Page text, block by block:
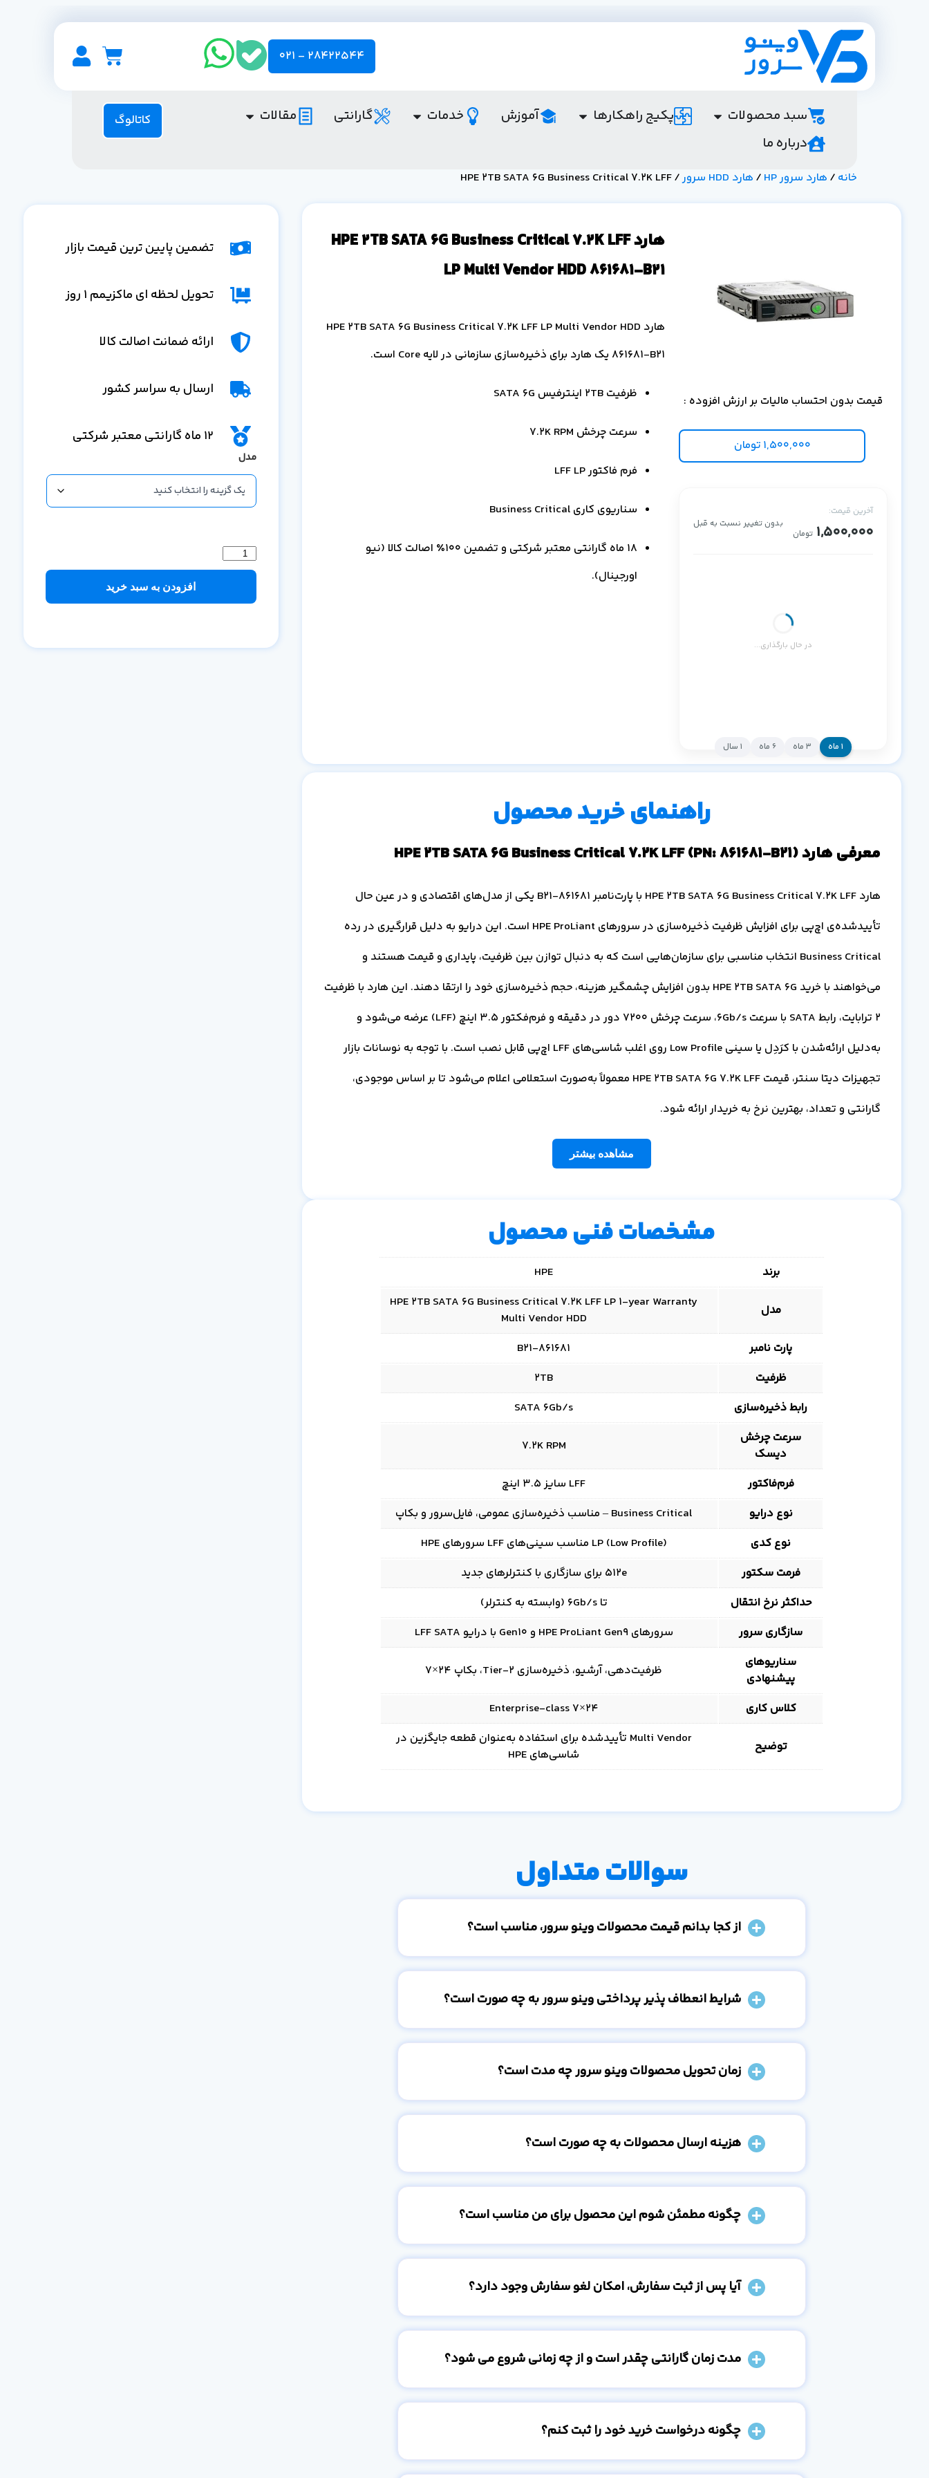
28422544 - 021
سبد محصولات پکیج راهکارها آموزش خدمات گارانتی
مقالات
درباره ما
کاتالوگ
خانه / هارد سرور HP / هارد HDD سرور / HPE 2TB SATA 6G Business Critical 7.2K LFF
قیمت بدون احتساب مالیات بر ارزش افزوده :
1,500,000 تومان
آخرین قیمت:
1,500,000 تومان
بدون تغییر نسبت به قبل
در حال بارگذاری...
۱ ماه ۳ ماه ۶ ماه ۱ سال
هارد HPE 2TB SATA 6G Business Critical 7.2K LFF
LP Multi Vendor HDD 861681-B21
هارد HPE 2TB SATA 6G Business Critical 7.2K LFF LP Multi Vendor HDD
861681-B21 یک هارد برای ذخیره‌سازی سازمانی در لایه Core است.
ظرفیت 2TB اینترفیس SATA 6G
سرعت چرخش 7.2K RPM
فرم فاکتور LFF LP
سناریوی کاری Business Critical
18 ماه گارانتی معتبر شرکتی و تضمین ۱۰۰٪ اصالت کالا (نیو
اورجینال).
راهنمای خرید محصول
معرفی هارد HPE 2TB SATA 6G Business Critical 7.2K LFF (PN: 861681-B21)
هارد HPE 2TB SATA 6G Business Critical 7.2K LFF با پارت‌نامبر 861681-B21 یکی از مدل‌های اقتصادی و در عین حال
تأییدشده‌ی اچ‌پی برای افزایش ظرفیت ذخیره‌سازی در سرورهای HPE ProLiant است. این درایو به دلیل قرارگیری در رده
Business Critical انتخاب مناسبی برای سازمان‌هایی است که به دنبال توازن بین ظرفیت، پایداری و قیمت هستند و
می‌خواهند با خرید HPE 2TB SATA 6G بدون افزایش چشمگیر هزینه، حجم ذخیره‌سازی خود را ارتقا دهند. این هارد با ظرفیت
۲ ترابایت، رابط SATA با سرعت 6Gb/s، سرعت چرخش ۷۲۰۰ دور در دقیقه و فرم‌فکتور 3.5 اینچ (LFF) عرضه می‌شود و
به‌دلیل ارائه‌شدن با کرَدِل یا سینی Low Profile روی اغلب شاسی‌های LFF اچ‌پی قابل نصب است. با توجه به نوسانات بازار
تجهیزات دیتا سنتر، قیمت HPE 2TB SATA 6G 7.2K LFF معمولاً به‌صورت استعلامی اعلام می‌شود تا بر اساس موجودی،
گارانتی و تعداد، بهترین نرخ به خریدار ارائه شود.
مشاهده بیشتر
مشخصات فنی محصول
برند HPE
مدل
HPE 2TB SATA 6G Business Critical 7.2K LFF LP 1-year Warranty
Multi Vendor HDD
پارت نامبر
861681-B21
ظرفیت
2TB
رابط ذخیره‌سازی
SATA 6Gb/s
سرعت چرخش
دیسک
7.2K RPM
فرم‌فاکتور
LFF سایز 3.5 اینچ
نوع درایو
Business Critical – مناسب ذخیره‌سازی عمومی، فایل‌سرور و بکاپ
نوع کدی
LP (Low Profile) مناسب سینی‌های LFF سرورهای HPE
فرمت سکتور
512e برای سازگاری با کنترلرهای جدید
حداکثر نرخ انتقال
تا 6Gb/s (وابسته به کنترلر)
سازگاری سرور
سرورهای HPE ProLiant Gen9 و Gen10 با درایو LFF SATA
سناریوهای
پیشنهادی
ظرفیت‌دهی، آرشیو، ذخیره‌سازی Tier-2، بکاپ 24×7
کلاس کاری 24×7 Enterprise-class
توضیح
Multi Vendor تأییدشده برای استفاده به‌عنوان قطعه جایگزین در
شاسی‌های HPE
سوالات متداول
از کجا بدانم قیمت محصولات وینو سرور، مناسب است؟
شرایط انعطاف پذیر پرداختی وینو سرور به چه صورت است؟
زمان تحویل محصولات وینو سرور چه مدت است؟
هزینه ارسال محصولات به چه صورت است؟
چگونه مطمئن شوم این محصول برای من مناسب است؟
آیا پس از ثبت سفارش، امکان لغو سفارش وجود دارد؟
مدت زمان گارانتی چقدر است و از چه زمانی شروع می شود؟
چگونه درخواست خرید خود را ثبت کنم؟
تضمین پایین ترین قیمت بازار
تحویل لحظه ای ماکزیمم 1 روز
ارائه ضمانت اصالت کالا
ارسال به سراسر کشور
12 ماه گارانتی معتبر شرکتی
مدل
افزودن به سبد خرید